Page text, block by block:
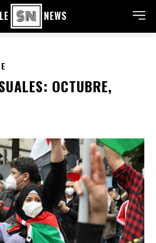
NEWS
OCTUBRE,